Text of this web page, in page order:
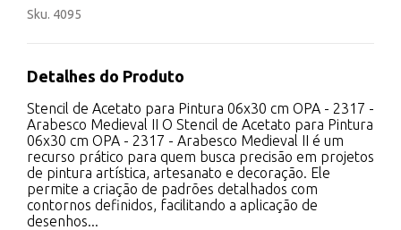
Sku. 4095
Detalhes do Produto
Stencil de Acetato para Pintura 06x30 cm OPA - 2317 -
Arabesco Medieval II O Stencil de Acetato para Pintura
06x30 cm OPA - 2317 - Arabesco Medieval II é um
recurso prático para quem busca precisão em projetos
de pintura artística, artesanato e decoração. Ele
permite a criação de padrões detalhados com
contornos definidos, facilitando a aplicação de
desenhos...